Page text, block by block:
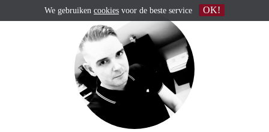
We gebruiken cookies voor de beste service OK!